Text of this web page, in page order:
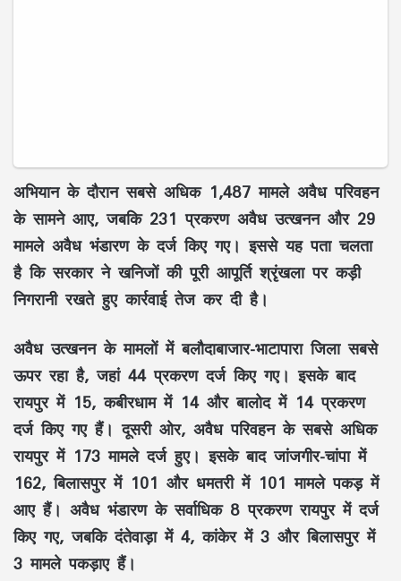
अभियान के दौरान सबसे अधिक 1,487 मामले अवैध परिवहन
के सामने आए, जबकि 231 प्रकरण अवैध उत्खननऔर 29
मामले अवैध भंडारणके दर्ज किए गए। इससे यह पता चलता
है कि सरकार नेखनिजों की पूरी आपूर्ति श्रृंखलापर कड़ी
निगरानी रखते हुए कार्रवाई तेज कर दी है।
अवैध उत्खननके मामलों मेंबलौदाबाजार-भाटापाराजिला सबसे
ऊपर रहा है, जहां 44 प्रकरणदर्ज किए गए। इसके बाद
रायपुर में 15,कबीरधाम में 14औरबालोद में 14 प्रकरण
दर्ज किए गए हैं। दूसरी ओर, अवैध परिवहनके सबसे अधिक
रायपुर में 173 मामलेदर्ज हुए। इसके बादजांजगीर-चांपा में
162,बिलासपुर में 101 और धमतरी में 101 मामलेपकड़ में
आए हैं। अवैध भंडारणके सर्वाधिक 8 प्रकरण रायपुरमें दर्ज
किए गए, जबकिदंतेवाड़ा में 4,कांकेर में 3 औरबिलासपुर में
3 मामलेपकड़ाए हैं।